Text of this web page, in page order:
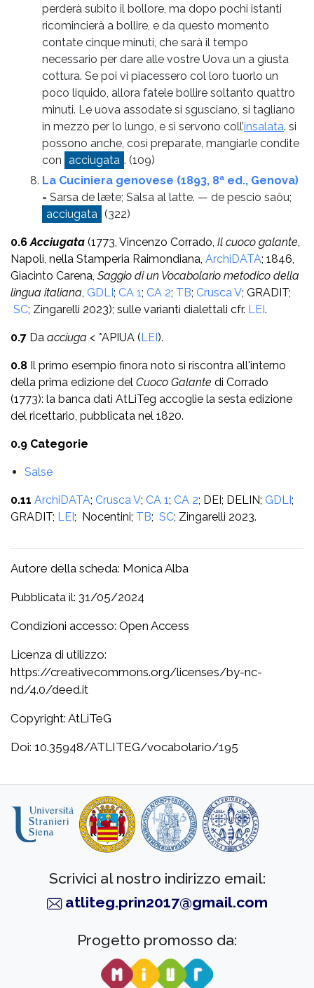
perderà subito il bollore, ma dopo pochi istanti
ricomincierà a bollire, e da questo momento
contate cinque minuti, che sarà il tempo
necessario per dare alle vostre Uova un a giusta
cottura. Se poi vi piacessero col loro tuorlo un
poco liquido, allora fatele bollire soltanto quattro
minuti. Le uova assodate si sgusciano, si tagliano
in mezzo per lo lungo, e si servono coll’insalata. si
possono anche, così preparate, mangiarle condite
con acciugata . (109)
La Cuciniera genovese (1893, 8ª ed., Genova)
= Sarsa de læte; Salsa al latte. — de pescio saôu;
acciugata (322)
0.6 Acciugata (1773, Vincenzo Corrado, Il cuoco galante,
Napoli, nella Stamperia Raimondiana, ArchiDATA; 1846,
Giacinto Carena, Saggio di un Vocabolario metodico della
lingua italiana, GDLI; CA 1; CA 2; TB; Crusca V; GRADIT;
SC; Zingarelli 2023); sulle varianti dialettali cfr. LEI.
0.7 Da acciuga < *APIUA (LEI).
0.8 Il primo esempio finora noto si riscontra all'interno
della prima edizione del Cuoco Galante di Corrado
(1773): la banca dati AtLiTeg accoglie la sesta edizione
del ricettario, pubblicata nel 1820.
0.9 Categorie
Salse
0.11 ArchiDATA; Crusca V; CA 1; CA 2; DEI; DELIN; GDLI;
GRADIT; LEI; Nocentini; TB; SC; Zingarelli 2023.
Autore della scheda: Monica Alba
Pubblicata il: 31/05/2024
Condizioni accesso: Open Access
Licenza di utilizzo:
https://creativecommons.org/licenses/by-nc-
nd/4.0/deed.it
Copyright: AtLiTeG
Doi: 10.35948/ATLITEG/vocabolario/195
Scrivici al nostro indirizzo email:
atliteg.prin2017@gmail.com
Progetto promosso da: